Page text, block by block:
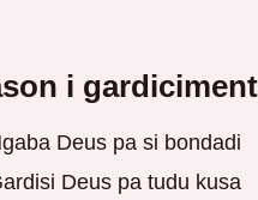
i
Deus pa si bondadi
Deus pa tudu kusa